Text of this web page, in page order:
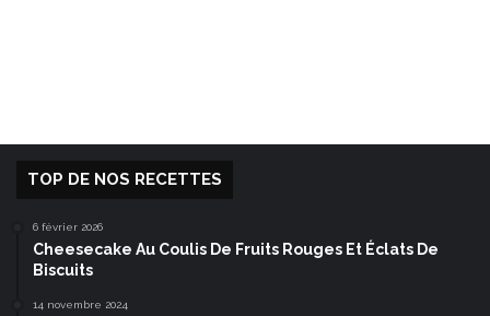
TOP DE NOS RECETTES
6 février 2026
Cheesecake Au Coulis De Fruits Rouges Et Éclats De
Biscuits
14 novembre 2024